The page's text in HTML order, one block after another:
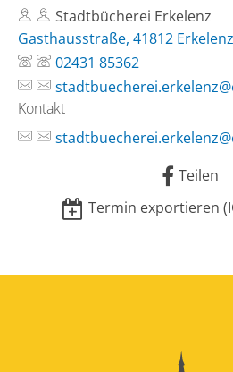
Stadtbücherei Erkelenz
Gasthausstraße, 41812 Erkelenz
02431 85362
Kontakt
Teilen
Termin exportieren